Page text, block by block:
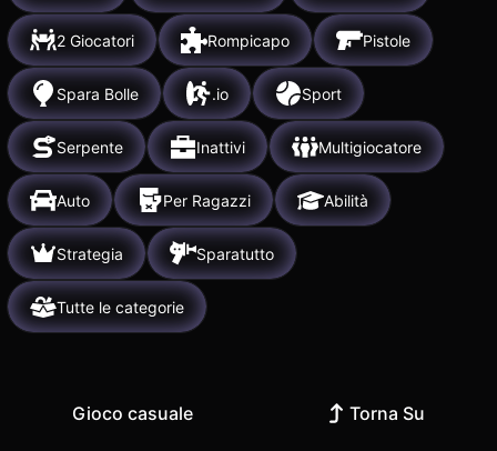
2 Giocatori Rompicapo Pistole
Spara Bolle .io Sport
Serpente Inattivi Multigiocatore
Auto Per Ragazzi Abilità
Strategia Sparatutto
Tutte le categorie
Gioco casuale Torna Su